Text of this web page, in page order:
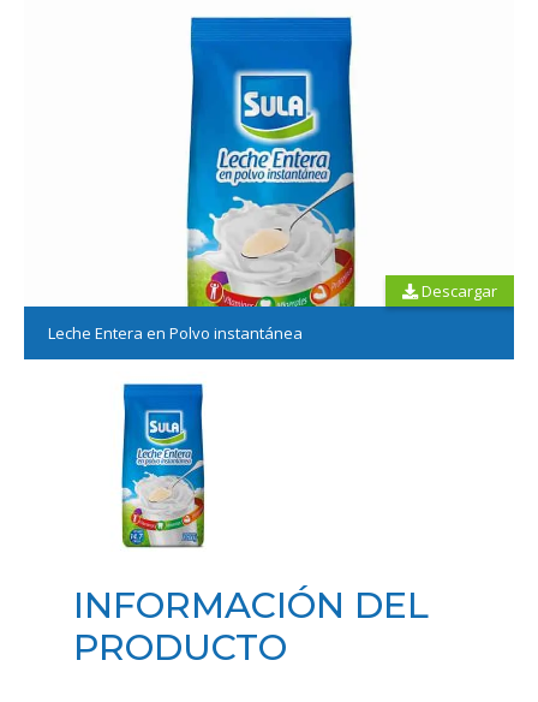
Leche Entera en Polvo instantánea
Descargar
INFORMACIÓN DEL
PRODUCTO